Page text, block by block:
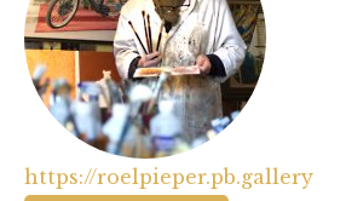
https://roelpieper.pb.gallery